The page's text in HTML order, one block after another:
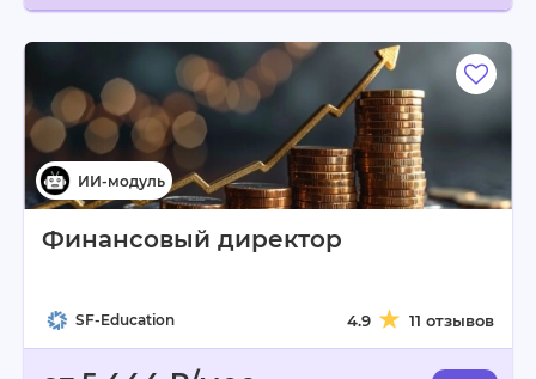
Финансовый директор
SF-Education 4.9 11 отзывов